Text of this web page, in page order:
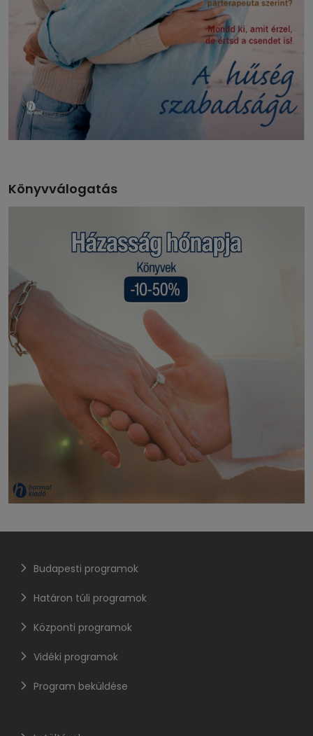
Könyvválogatás
Budapesti programok
Határon túli programok
Központi programok
Vidéki programok
Program beküldése